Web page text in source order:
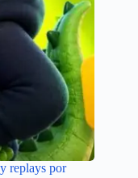
replays por